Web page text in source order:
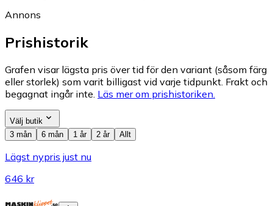
Annons
Prishistorik
Grafen visar lägsta pris över tid för den variant (såsom färg
eller storlek) som varit billigast vid varje tidpunkt. Frakt och
begagnat ingår inte. Läs mer om prishistoriken.
Välj butik
3 mån
6 mån 1 år 2 år Allt
Lägst nypris just nu
646 kr